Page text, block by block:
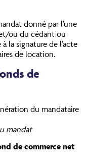
donné par l’une
ou du cédant ou
la signature de l’acte
de location.
de
du mandataire
mandat
de commerce net